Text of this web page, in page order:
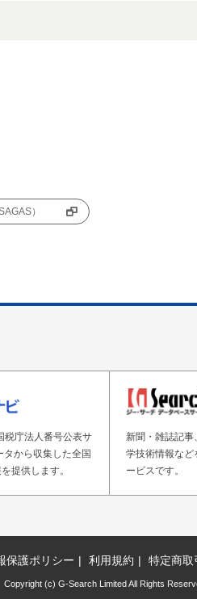
）
税庁法人番号公表サ
から収集した全国
提供します。
新聞・雑誌記
学技術情報など
ービスです。
保護ポリシー 利用規約 特定商取
Copyright (c) G-Search Limited All Rights